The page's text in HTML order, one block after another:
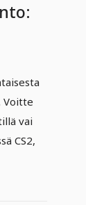
Voitte
vai
CS2,